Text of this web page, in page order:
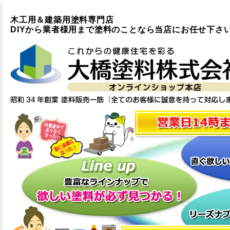
木工用＆建築用塗料専門店
DIYから業者様用まで塗料のことなら当店にお任せ下さ